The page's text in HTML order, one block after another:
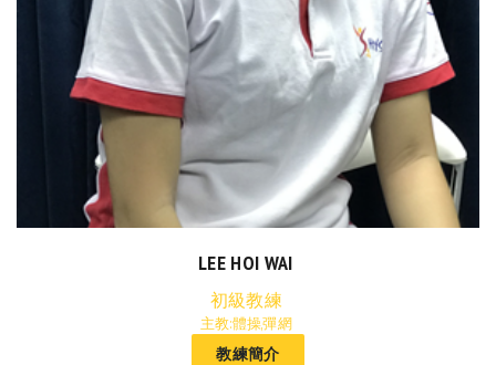
LEE HOI WAI
初級教練
主教:體操,彈網
教練簡介